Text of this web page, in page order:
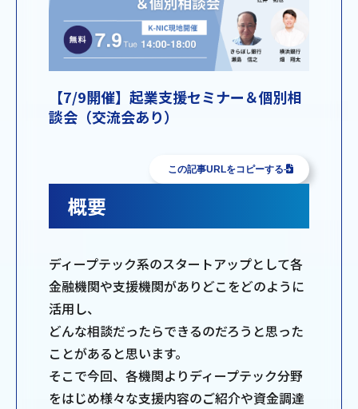
【7/9開催】起業支援セミナー＆個別相
談会（交流会あり）
この記事URLをコピーする
概要
ディープテック系のスタートアップとして各
金融機関や支援機関がありどこをどのように
活用し、
どんな相談だったらできるのだろうと思った
ことがあると思います。
そこで今回、各機関よりディープテック分野
をはじめ様々な支援内容のご紹介や資金調達